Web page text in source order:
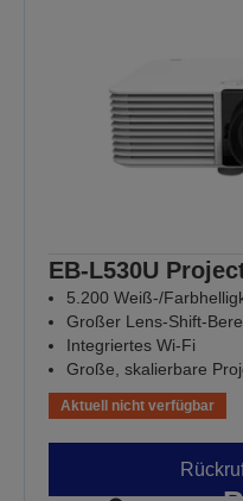
EB-L530U
5.200 Weiß-/
Großer Lens-Shift-
Integriertes Wi-Fi
Große, skalierbare
Aktuell nicht verfügbar